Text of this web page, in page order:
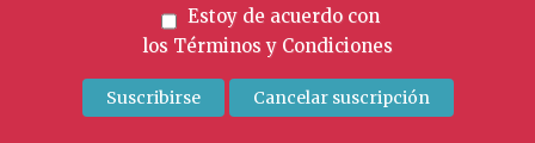
Estoy de acuerdo con
los Términos y Condiciones